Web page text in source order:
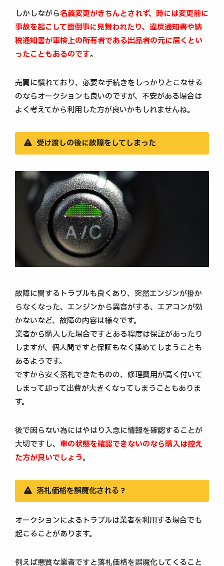
しかしながら名義変更がきちんとされず、時には変更前に
事故を起こして面倒事に見舞われたり、違反通知書や納
税通知書が車検上の所有者である出品者の元に届くとい
ったこともあるのです。
売買に慣れており、必要な手続きをしっかりとこなせる
のならオークションも良いのですが、不安がある場合は
よく考えてから利用した方が良いかもしれませんね。
受け渡しの後に故障をしてしまった
故障に関するトラブルも良くあり、突然エンジンが掛か
らなくなった、エンジンから異音がする、エアコンが効
かないなど、故障の内容は様々です。
業者から購入した場合ですとある程度は保証があったり
しますが、個人間ですと保証もなく揉めてしまうことも
あるようです。
ですから安く落札できたものの、修理費用が高く付いて
しまって却って出費が大きくなってしまうこともありま
す。
後で困らない為にはやはり入念に情報を確認することが
大切ですし、 車の状態を確認できないのなら購入は控え
た方が良いでしょう。
落札価格を誤魔化される？
オークションによるトラブルは業者を利用する場合でも
起こることがあります。
例えば悪質な業者ですと落札価格を誤魔化してくること